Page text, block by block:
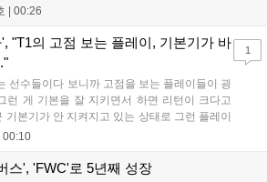
정식 출시될 예정이며, 록스타 게임즈는 한국 시각
최초 공개할 계획이다....
00:26
"T1의 고점 보는 플레이, 기본기가 바
선수들이다 보니까 고점을 보는 플레이들이 굉
런 게 기본을 잘 지키면서 하면 리턴이 크다고
기본기가 안 지켜지고 있는 상태로 그런 플레이
까 팀적으로 안 좋은 사고가 계속 많이 났던 것
아(LCK)'...
00:10
1
스', 'FWC'로 5년째 성장